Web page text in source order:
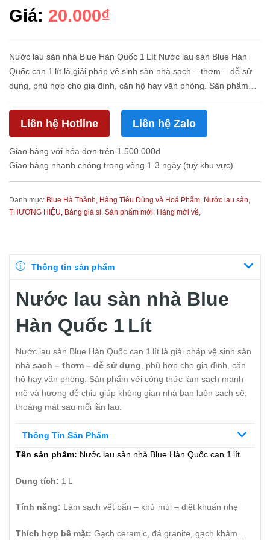
Giá: 20.000₫
Nước lau sàn nhà Blue Hàn Quốc 1 Lít Nước lau sàn Blue Hàn
Quốc can 1 lít là giải pháp vệ sinh sàn nhà sạch – thơm – dễ sử
dụng, phù hợp cho gia đình, căn hộ hay văn phòng. Sản phẩm
gian n...
Liên hệ Hotline Liên hệ Zalo
Giao hàng với hóa đơn trên 1.500.000đ
Giao hàng nhanh chóng trong vòng 1-3 ngày (tuỳ khu vực)
Danh mục: Blue Hà Thành, Hàng Tiêu Dùng và Hoá Phẩm, Nước lau sàn,
THƯƠNG HIỆU, Bảng giá sỉ, Sản phẩm mới, Hàng mới về,
Thông tin sản phẩm
Nước lau sàn nhà Blue
Hàn Quốc 1 Lít
Nước lau sàn Blue Hàn Quốc can 1 lít là giải pháp vệ sinh sàn
nhà sạch – thơm – dễ sử dụng , phù hợp cho gia đình, căn
hộ hay văn phòng. Sản phẩm với công thức làm sạch mạnh
mẽ và hương dễ chịu giúp không gian nhà bạn luôn sạch sẽ,
thoáng mát sau mỗi lần lau.
Thông Tin Sản Phẩm
Tên sản phẩm: Nước lau sàn nhà Blue Hàn Quốc can 1 lít
Dung tích: 1 L
Tính năng: Làm sạch vết bẩn – khử mùi – diệt khuẩn nhẹ
Thích hợp bề mặt: Gạch ceramic, đá granite, gạch khảm…